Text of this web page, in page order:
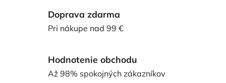
Doprava zdarma
Pri nákupe nad 99 €
Hodnotenie obchodu
Až 98% spokojných zákazníkov